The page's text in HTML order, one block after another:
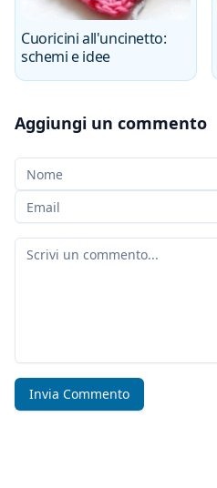
Cuoricini all'uncinetto:
schemi e idee
Aggiungi un commento
Il tuo nome
La tua e-mail
Il tuo commento
Invia Commento